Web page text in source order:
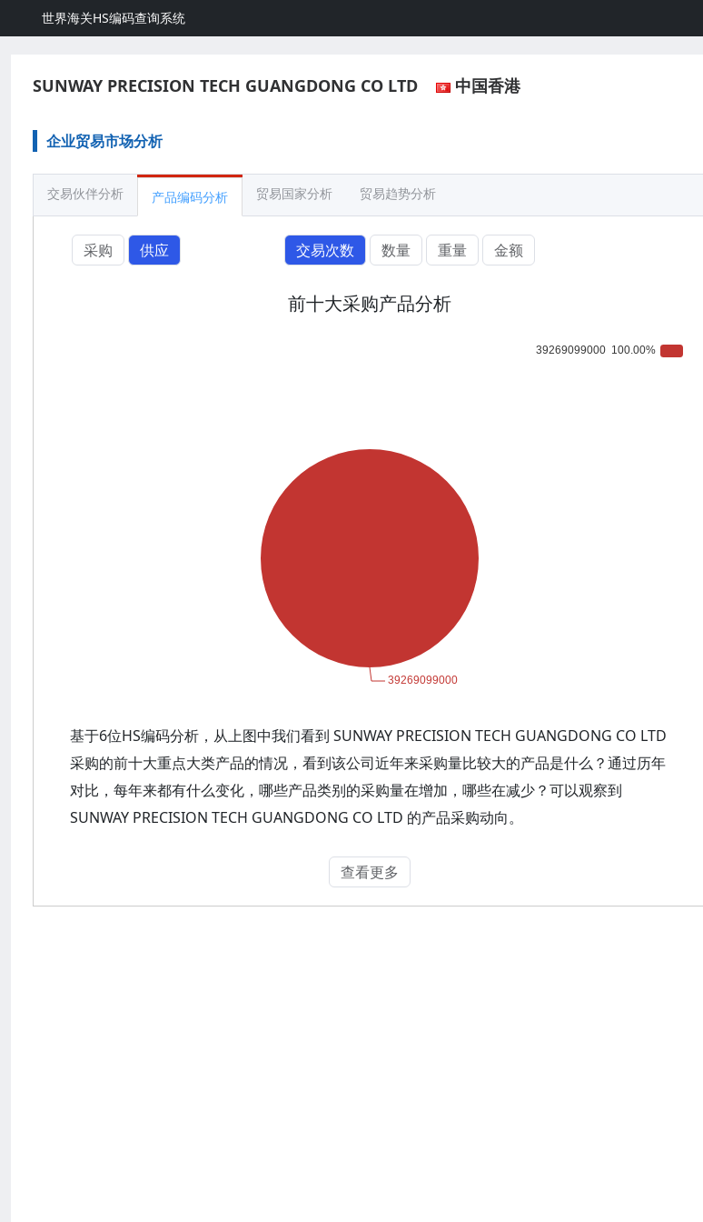
世界海关HS编码查询系统
SUNWAY PRECISION TECH GUANGDONG CO LTD 中国香港
企业贸易市场分析
交易伙伴分析 产品编码分析 贸易国家分析 贸易趋势分析
采购 供应 交易次数 数量 重量 金额
前十大采购产品分析
基于6位HS编码分析，从上图中我们看到 SUNWAY PRECISION TECH GUANGDONG CO LTD
采购的前十大重点大类产品的情况，看到该公司近年来采购量比较大的产品是什么？通过历年
对比，每年来都有什么变化，哪些产品类别的采购量在增加，哪些在减少？可以观察到
SUNWAY PRECISION TECH GUANGDONG CO LTD 的产品采购动向。
查看更多